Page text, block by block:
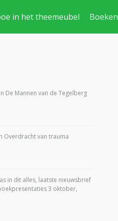
in het theemeubel Boeken
De Mannen van de Tegelberg
Overdracht van trauma
in dit alles, laatste nieuwsbrief
3 oktober,